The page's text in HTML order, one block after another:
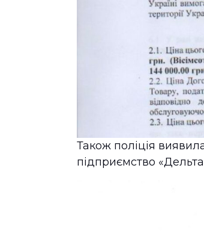
Також поліція
підприємство